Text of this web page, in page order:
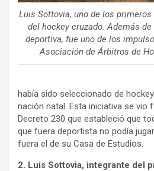
Luis Sottovia, uno de los
del hockey cruzado. Además
deportiva, fue uno de los
Asociación de Árbitros de
había sido seleccionado de
nación natal. Esta iniciativa se vio
Decreto 230 que estableció que
que fuera deportista no podía
fuera el de su Casa de Estudios.
2. Luis Sottovia, integrante del